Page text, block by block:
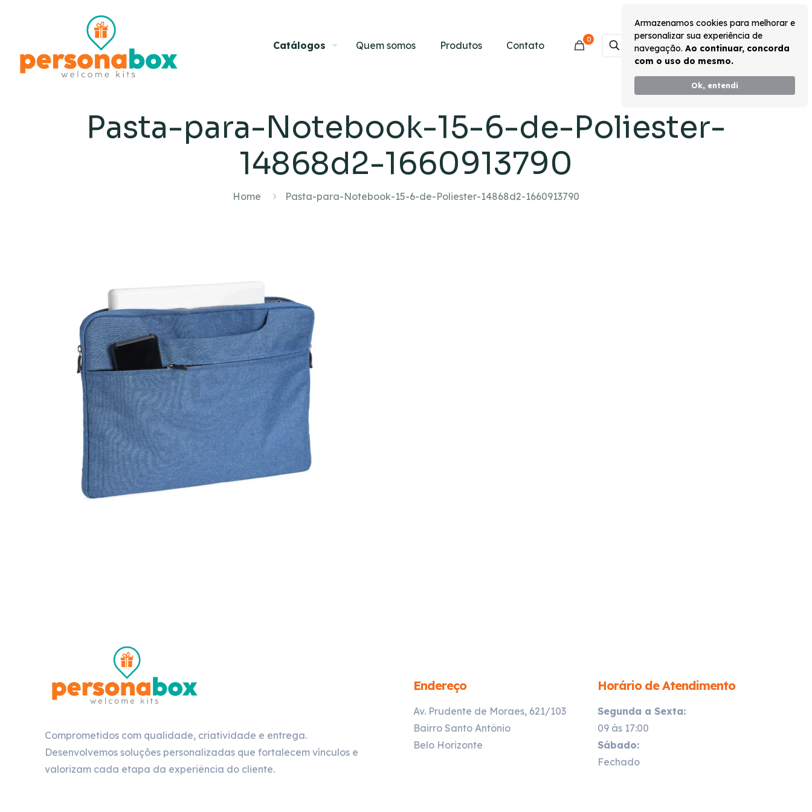
Armazenamos cookies para melhorar e
personalizar sua experiência de
navegação. Ao continuar, concorda
com o uso do mesmo.
Ok, entendi
Catálogos Quem somos Produtos Contato 0 Monte seu Kit
Pasta-para-Notebook-15-6-de-Poliester-
14868d2-1660913790
Home Pasta-para-Notebook-15-6-de-Poliester-14868d2-1660913790
Comprometidos com qualidade, criatividade e entrega.
Desenvolvemos soluções personalizadas que fortalecem vínculos e
valorizam cada etapa da experiência do cliente.
Endereço
Av. Prudente de Moraes, 621/103
Bairro Santo Antônio
Belo Horizonte
Horário de Atendimento
Segunda a Sexta:
09 ás 17:00
Sábado:
Fechado